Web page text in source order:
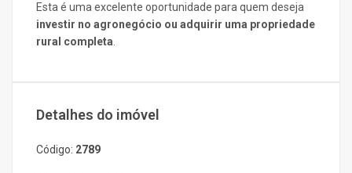
Esta é uma excelente oportunidade para quem deseja
investir no agronegócio ou adquirir uma propriedade
rural completa
Detalhes do imóvel
Código: 2789